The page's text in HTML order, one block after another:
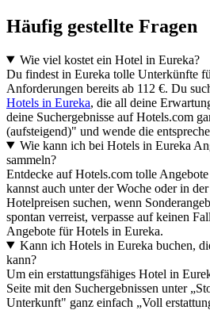
Häufig gestellte Fragen
Wie viel kostet ein Hotel in Eureka?
Du findest in Eureka tolle Unterkünfte
Anforderungen bereits ab 112 €. Du
Hotels in Eureka, die all deine
deine Suchergebnisse auf Hotels.com
(aufsteigend)" und wende die
Wie kann ich bei Hotels in Eureka
sammeln?
Entdecke auf Hotels.com tolle
kannst auch unter der Woche oder in
Hotelpreisen suchen, wenn
spontan verreist, verpasse auf keinen
Angebote für Hotels in Eureka.
Kann ich Hotels in Eureka buchen,
kann?
Um ein erstattungsfähiges Hotel in
Seite mit den Suchergebnissen unter
Unterkunft" ganz einfach „Voll